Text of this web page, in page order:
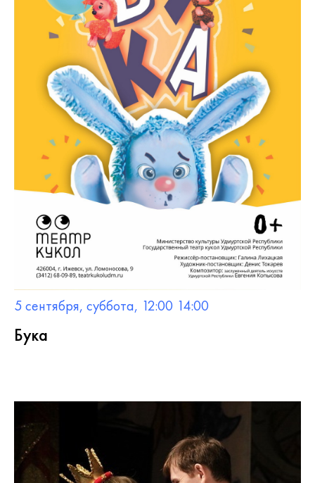
5 сентября, суббота, 12:00 14:00
Бука